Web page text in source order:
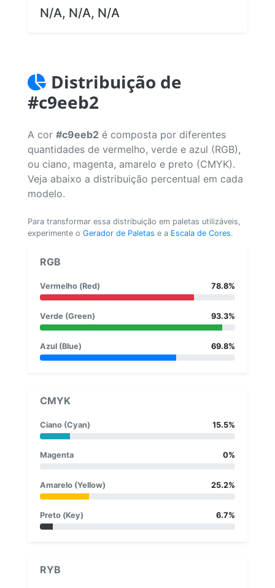
N/A, N/A, N/A
Distribuição de
#c9eeb2
A cor #c9eeb2 é composta por diferentes
quantidades de vermelho, verde e azul (RGB),
ou ciano, magenta, amarelo e preto (CMYK).
Veja abaixo a distribuição percentual em cada
modelo.
Para transformar essa distribuição em paletas utilizáveis,
experimente o Gerador de Paletas e a Escala de Cores.
RGB
Vermelho (Red) 78.8%
Verde (Green) 93.3%
Azul (Blue) 69.8%
CMYK
Ciano (Cyan) 15.5%
Magenta 0%
Amarelo (Yellow) 25.2%
Preto (Key) 6.7%
RYB